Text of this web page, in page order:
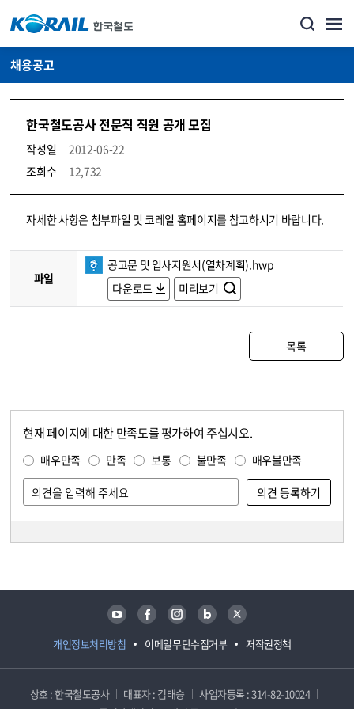
채용공고
한국철도공사 전문직 직원 공개 모집
작성일
2012-06-22
조회수
12,732
코레일소개_경영공시_채용공고 상세보기 – 내용, 파일, 담당자 연락처로 구성
자세한 사항은 첨부파일 및 코레일 홈페이지를 참고하시기 바랍니다.
파일
공고문 및 입사지원서(열차계획).hwp
다운로드
미리보기
목록
현재 페이지에 대한 만족도를 평가하여 주십시오.
매우만족 만족 보통 불만족 매우불만족
개인정보처리방침 이메일무단수집거부 저작권정책
유튜브 페이스북 인스타그램 블로그 트위터
상호 : 한국철도공사 대표자 : 김태승
사업자등록 : 314-82-10024